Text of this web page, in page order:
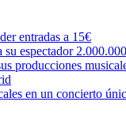
entradas a 15€
espectador 2.000.000
producciones
en un concierto